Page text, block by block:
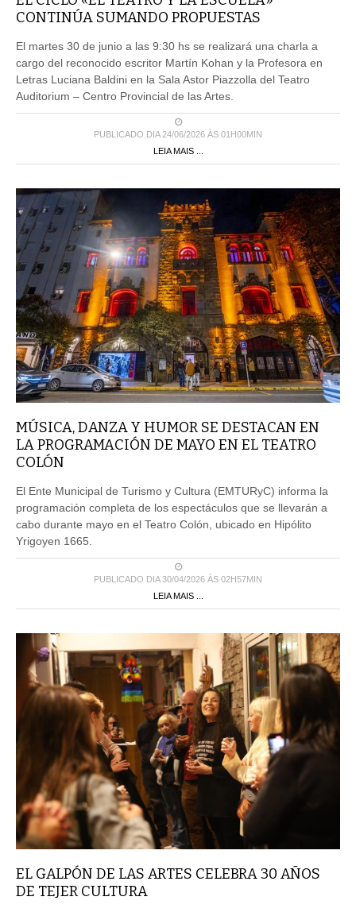
CONTINÚA SUMANDO PROPUESTAS
El martes 30 de junio a las 9:30 hs se realizará una charla a
cargo del reconocido escritor Martín Kohan y la Profesora en
Letras Luciana Baldini en la Sala Astor Piazzolla del Teatro
Auditorium – Centro Provincial de las Artes.
PUBLICADO DIA 24/06/2026 ÀS 01H00MIN
LEIA MAIS ...
MÚSICA, DANZA Y HUMOR SE DESTACAN EN
LA PROGRAMACIÓN DE MAYO EN EL TEATRO
COLÓN
El Ente Municipal de Turismo y Cultura (EMTURyC) informa la
programación completa de los espectáculos que se llevarán a
cabo durante mayo en el Teatro Colón, ubicado en Hipólito
Yrigoyen 1665.
PUBLICADO DIA 30/04/2026 ÀS 02H57MIN
LEIA MAIS ...
EL GALPÓN DE LAS ARTES CELEBRA 30 AÑOS
DE TEJER CULTURA